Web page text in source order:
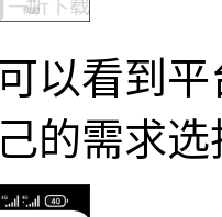
以看到
的需求